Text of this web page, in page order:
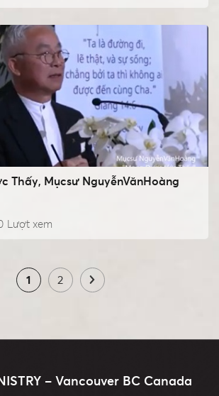
Thấy, Mụcsư NguyễnVănHoàng
Lượt xem
1 2
– Vancouver BC Canada